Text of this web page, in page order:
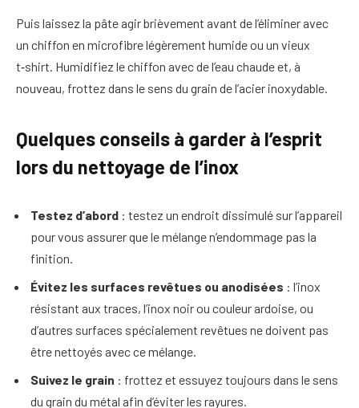
Puis laissez la pâte agir brièvement avant de l’éliminer avec
un chiffon en microfibre légèrement humide ou un vieux
t‑shirt. Humidifiez le chiffon avec de l’eau chaude et, à
nouveau, frottez dans le sens du grain de l’acier inoxydable.
Quelques conseils à garder à l’esprit
lors du nettoyage de l’inox
Testez d’abord : testez un endroit dissimulé sur l’appareil
pour vous assurer que le mélange n’endommage pas la
finition.
Évitez les surfaces revêtues ou anodisées : l’inox
résistant aux traces, l’inox noir ou couleur ardoise, ou
d’autres surfaces spécialement revêtues ne doivent pas
être nettoyés avec ce mélange.
Suivez le grain : frottez et essuyez toujours dans le sens
du grain du métal afin d’éviter les rayures.